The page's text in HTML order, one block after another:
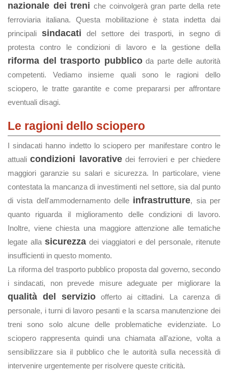
nazionale dei treni che coinvolgerà gran parte della rete
ferroviaria italiana. Questa mobilitazione è stata indetta dai
principalisindacati del settore dei trasporti, in segno di
protesta contro le condizioni di lavoro e la gestione della
riforma del trasporto pubblicoda parte delle autorità
competenti. Vediamo insieme quali sono le ragioni dello
sciopero, le tratte garantite e come prepararsi per affrontare
eventuali disagi.
Le ragioni dello sciopero
I sindacati hanno indetto lo sciopero per manifestare contro le
attualicondizioni lavorativedei ferrovieri e per chiedere
maggiori garanzie su salari e sicurezza. In particolare, viene
contestata la mancanza di investimenti nel settore, sia dal punto
di vista dell'ammodernamento delle infrastrutture, sia per
quanto riguarda il miglioramento delle condizioni di lavoro.
Inoltre, viene chiesta una maggiore attenzione alle tematiche
legate alla sicurezza dei viaggiatori e del personale, ritenute
insufficienti in questo momento.
La riforma del trasporto pubblico proposta dal governo, secondo
i sindacati, non prevede misure adeguate per migliorare la
qualità del servizio offerto ai cittadini. La carenza di
personale, i turni di lavoro pesanti e la scarsa manutenzione dei
treni sono solo alcune delle problematiche evidenziate. Lo
sciopero rappresenta quindi una chiamata all'azione, volta a
sensibilizzare sia il pubblico che le autorità sulla necessità di
intervenire urgentemente per risolvere queste criticità.